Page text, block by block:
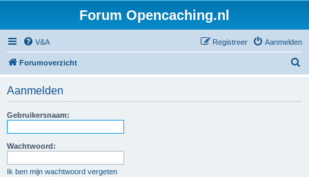
Forum Opencaching.nl
V&A Aanmelden
Registreer
Forumoverzicht
Aanmelden
Gebruikersnaam:
Wachtwoord:
Ik ben mijn wachtwoord vergeten